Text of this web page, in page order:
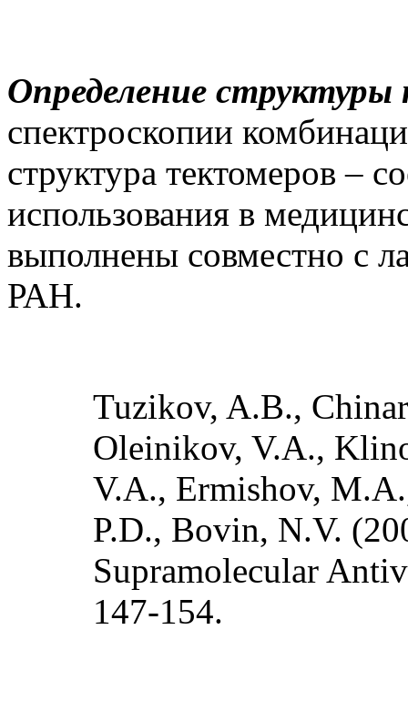
Определение
спектроскопии
структура тектомеров –
использования в
выполнены совместно с
РАН.
Tuzikov, A.B.,
Oleinikov, V.A.,
V.A., Ermishov,
P.D., Bovin, N.V.
Supramolecular
147-154.